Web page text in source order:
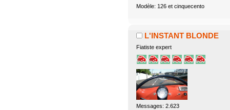
Modèle: 126 et cinquecento
L'INSTANT BLONDE
Fiatiste expert
Messages: 2.623